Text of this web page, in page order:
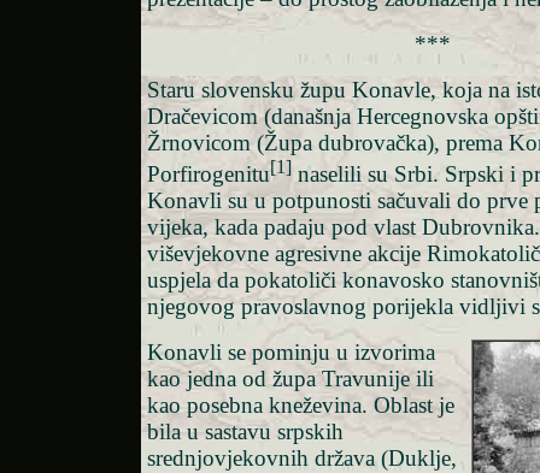
***
Staru slovensku župu Konavle, koja na
Dračevicom (današnja Hercegnovska
Žrnovicom (Župa dubrovačka), prema
Porfirogenitu[1] naselili su Srbi. Srpski i
Konavli su u potpunosti sačuvali do
vijeka, kada padaju pod vlast
viševjekovne agresivne akcije
uspjela da pokatoliči konavosko
njegovog pravoslavnog porijekla vidljivi
Konavli se pominju u izvorima
kao jedna od župa Travunije ili
kao posebna kneževina. Oblast je
bila u sastavu srpskih
srednjovjekovnih država (Duklje,